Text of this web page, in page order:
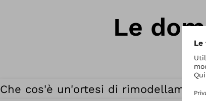
Le
Che cos'è un'ortesi di rimodellamento